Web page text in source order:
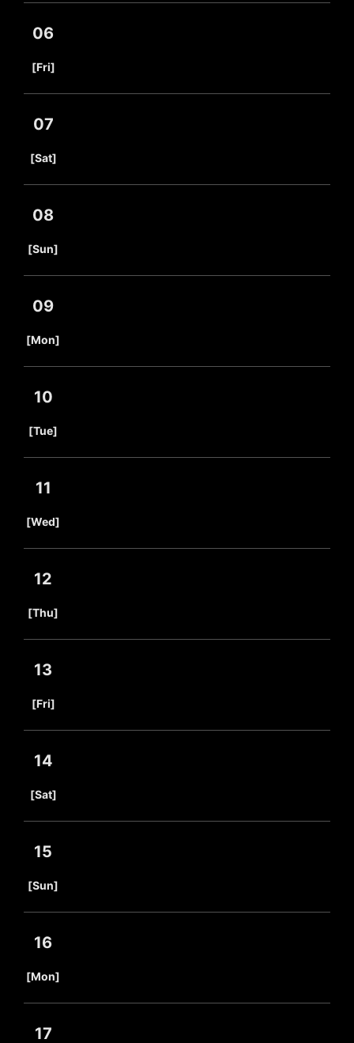
06
[Fri]
07
[Sat]
08
[Sun]
09
[Mon]
10
[Tue]
11
[Wed]
12
[Thu]
13
[Fri]
14
[Sat]
15
[Sun]
16
[Mon]
17